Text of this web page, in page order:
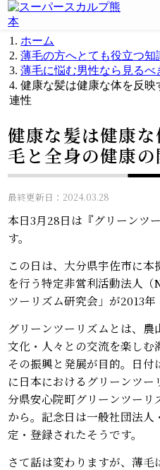
ホーム
薄毛の方へとても役立つ知
薄毛に悩む男性なら見るべ
健康な髪は健康な体を反
連性
健康な髪は健康
毛と全身の健康
最終更新日：2024.03.28
本日3月28日は『グリーンツ
す。
この日は、大分県宇佐市に
を行う特定非営利活動法人
ツーリズム研究会」が2013年
グリーンツーリズムとは、農
文化・人々との交流を楽しむ
その振興と発展が目的。日付
に日本におけるグリーンツ
分県安心院町グリーンツーリ
から。記念日は一般社団法
定・登録されたそうです。
さて話は変わりますが、薄